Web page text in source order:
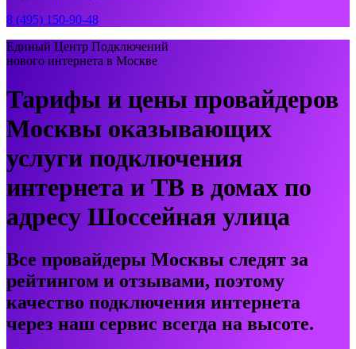
8 (495) 150-90-48
Единый Центр Подключений
нового интернета в Москве
Тарифы и цены провайдеров
Москвы оказывающих
услуги подключения
интернета и ТВ в домах по
адресу Шоссейная улица
Все провайдеры Москвы следят за
рейтингом и отзывами, поэтому
качество подключения интернета
через наш сервис всегда на высоте.